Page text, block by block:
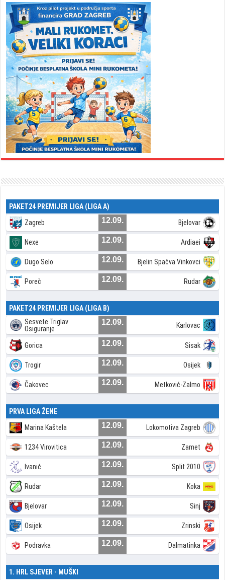
PAKET24 PREMIJER LIGA (LIGA A)
Zagreb 12.09. Bjelovar
Nexe 12.09. Ardiaei
Dugo Selo 12.09. Bjelin Spačva Vinkovci
Poreč 12.09. Rudar
PAKET24 PREMIJER LIGA (LIGA B)
Sesvete Triglav
Osiguranje
12.09. Karlovac
Gorica 12.09. Sisak
Trogir 12.09. Osijek
Čakovec 12.09. Metković-Zalmo
PRVA LIGA ŽENE
Marina Kaštela 12.09. Lokomotiva Zagreb
1234 Virovitica 12.09. Zamet
Ivanić 12.09. Split 2010
Rudar 12.09. Koka
Bjelovar 12.09. Sinj
Osijek 12.09. Zrinski
Podravka 12.09. Dalmatinka
1. HRL SJEVER - MUŠKI